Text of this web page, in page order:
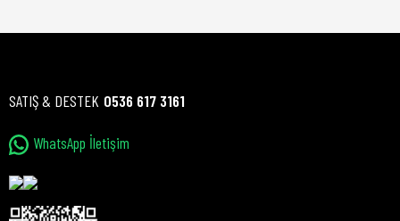
SATIŞ & DESTEK 0536 617 3161
WhatsApp İletişim